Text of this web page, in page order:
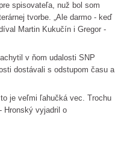
spisovateľa, nuž bol som
tvorbe. „Ale darmo - keď
Martin Kukučín i Gregor -
v ňom udalosti SNP
dostávali s odstupom času a
je veľmi ľahučká vec. Trochu
Hronský vyjadril o